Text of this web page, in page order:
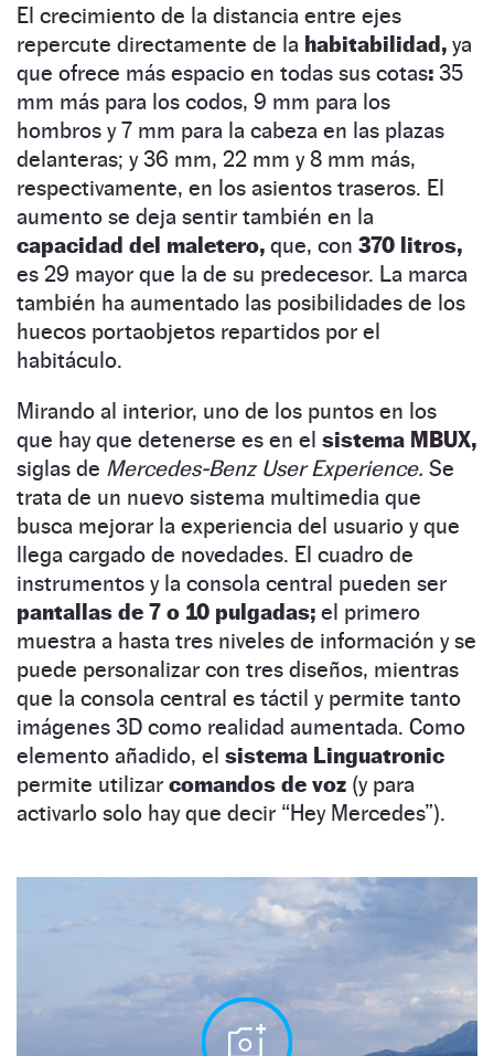
El crecimiento de la distancia entre ejes
repercute directamente de la habitabilidad, ya
que ofrece más espacio en todas sus cotas: 35
mm más para los codos, 9 mm para los
hombros y 7 mm para la cabeza en las plazas
delanteras; y 36 mm, 22 mm y 8 mm más,
respectivamente, en los asientos traseros. El
aumento se deja sentir también en la
capacidad del maletero, que, con 370 litros,
es 29 mayor que la de su predecesor. La marca
también ha aumentado las posibilidades de los
huecos portaobjetos repartidos por el
habitáculo.
Mirando al interior, uno de los puntos en los
que hay que detenerse es en el sistema MBUX,
siglas de Mercedes-Benz User Experience. Se
trata de un nuevo sistema multimedia que
busca mejorar la experiencia del usuario y que
llega cargado de novedades. El cuadro de
instrumentos y la consola central pueden ser
pantallas de 7 o 10 pulgadas; el primero
muestra a hasta tres niveles de información y se
puede personalizar con tres diseños, mientras
que la consola central es táctil y permite tanto
imágenes 3D como realidad aumentada. Como
elemento añadido, el sistema Linguatronic
permite utilizar comandos de voz (y para
activarlo solo hay que decir “Hey Mercedes”).